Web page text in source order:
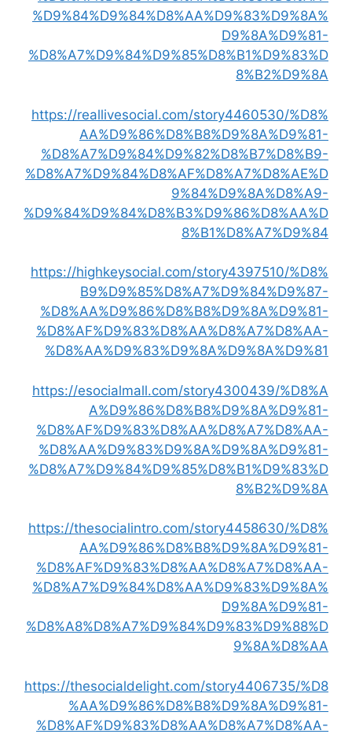
%D9%84%D9%84%D8%AA%D9%83%D9%8A%
D9%8A%D9%81-
%D8%A7%D9%84%D9%85%D8%B1%D9%83%D
8%B2%D9%8A
https://reallivesocial.com/story4460530/%D8%
AA%D9%86%D8%B8%D9%8A%D9%81-
%D8%A7%D9%84%D9%82%D8%B7%D8%B9-
%D8%A7%D9%84%D8%AF%D8%A7%D8%AE%D
9%84%D9%8A%D8%A9-
%D9%84%D9%84%D8%B3%D9%86%D8%AA%D
8%B1%D8%A7%D9%84
https://highkeysocial.com/story4397510/%D8%
B9%D9%85%D8%A7%D9%84%D9%87-
%D8%AA%D9%86%D8%B8%D9%8A%D9%81-
%D8%AF%D9%83%D8%AA%D8%A7%D8%AA-
%D8%AA%D9%83%D9%8A%D9%8A%D9%81
https://esocialmall.com/story4300439/%D8%A
A%D9%86%D8%B8%D9%8A%D9%81-
%D8%AF%D9%83%D8%AA%D8%A7%D8%AA-
%D8%AA%D9%83%D9%8A%D9%8A%D9%81-
%D8%A7%D9%84%D9%85%D8%B1%D9%83%D
8%B2%D9%8A
https://thesocialintro.com/story4458630/%D8%
AA%D9%86%D8%B8%D9%8A%D9%81-
%D8%AF%D9%83%D8%AA%D8%A7%D8%AA-
%D8%A7%D9%84%D8%AA%D9%83%D9%8A%
D9%8A%D9%81-
%D8%A8%D8%A7%D9%84%D9%83%D9%88%D
9%8A%D8%AA
https://thesocialdelight.com/story4406735/%D8
%AA%D9%86%D8%B8%D9%8A%D9%81-
%D8%AF%D9%83%D8%AA%D8%A7%D8%AA-